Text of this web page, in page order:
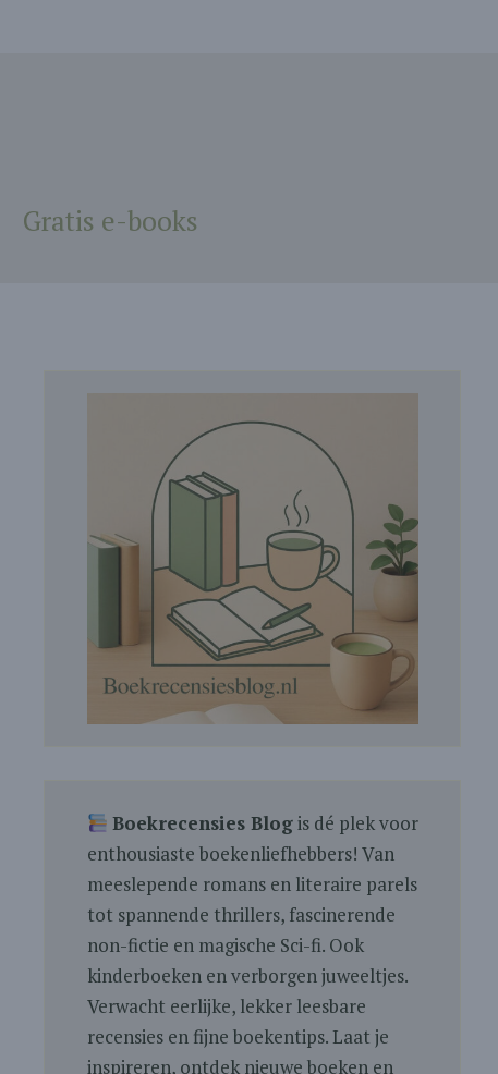
Gratis e-books
Boekrecensies Blogis dé plek voor
enthousiaste boekenliefhebbers! Van
meeslepende romans en literaire parels
tot spannende thrillers, fascinerende
non-fictie en magische Sci-fi. Ook
kinderboeken en verborgen juweeltjes.
Verwacht eerlijke, lekker leesbare
recensies en fijne boekentips. Laat je
inspireren, ontdek nieuwe boeken en